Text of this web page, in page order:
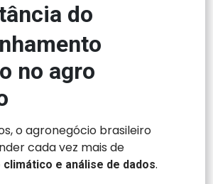
do
no agro
o agronegócio brasileiro
cada vez mais de
e análise de dados.